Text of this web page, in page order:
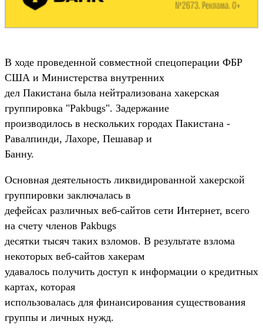
В ходе проведенной совместной спецоперации ФБР
США и Министерства внутренних
дел Пакистана была нейтрализована хакерская
группировка "Pakbugs". Задержание
производилось в нескольких городах Пакистана -
Равалпинди, Лахоре, Пешавар и
Банну.
Основная деятельность ликвидированной хакерской
группировки заключалась в
дефейсах различных веб-сайтов сети Интернет, всего
на счету членов Pakbugs
десятки тысяч таких взломов. В результате взлома
некоторых веб-сайтов хакерам
удавалось получить доступ к информации о кредитных
картах, которая
использовалась для финансирования существования
группы и личных нужд.